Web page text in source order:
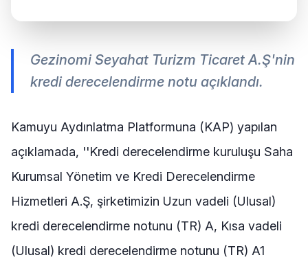
Gezinomi Seyahat Turizm Ticaret A.Ş'nin
kredi derecelendirme notu açıklandı.
Kamuyu Aydınlatma Platformuna (KAP) yapılan
açıklamada, ''Kredi derecelendirme kuruluşu Saha
Kurumsal Yönetim ve Kredi Derecelendirme
Hizmetleri A.Ş, şirketimizin Uzun vadeli (Ulusal)
kredi derecelendirme notunu (TR) A, Kısa vadeli
(Ulusal) kredi derecelendirme notunu (TR) A1